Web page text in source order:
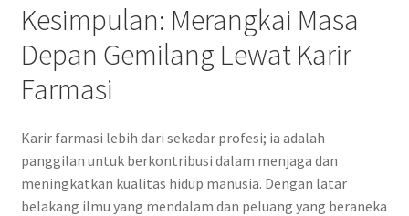
Kesimpulan: Merangkai Masa
Depan Gemilang Lewat Karir
Farmasi
Karir farmasi lebih dari sekadar profesi; ia adalah
panggilan untuk berkontribusi dalam menjaga dan
meningkatkan kualitas hidup manusia. Dengan latar
belakang ilmu yang mendalam dan peluang yang beraneka